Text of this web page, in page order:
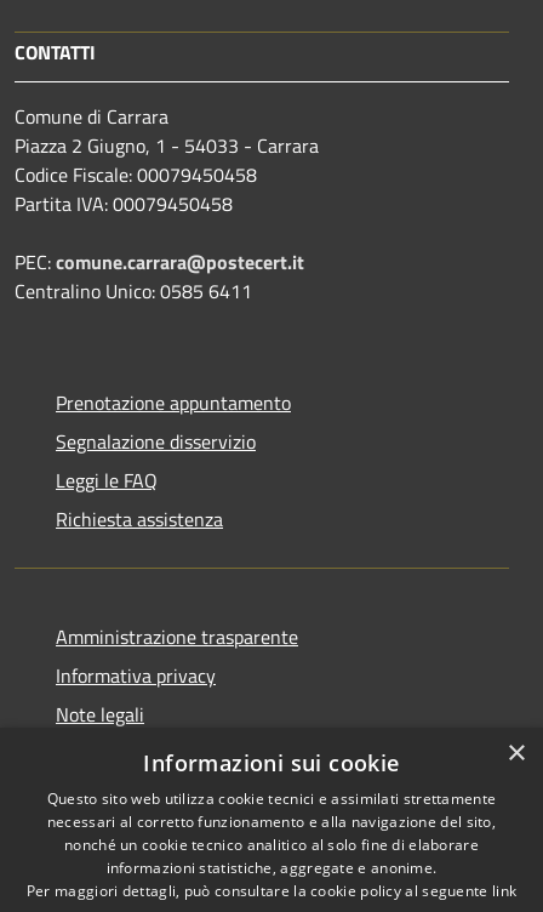
CONTATTI
Comune di Carrara
Piazza 2 Giugno, 1 - 54033 - Carrara
Codice Fiscale: 00079450458
Partita IVA: 00079450458
PEC:comune.carrara@postecert.it
Centralino Unico: 0585 6411
Prenotazione appuntamento
Segnalazione disservizio
Leggi le FAQ
Richiesta assistenza
Amministrazione trasparente
Informativa privacy
Note legali
Dichiarazione di accessibilità
Accessibilità
Copyright © 2026 • Comune di
Carrara • Powered by
×
Informazioni sui cookie
Questo sito web utilizza cookie tecnici e assimilati strettamente
necessari al corretto funzionamento e alla navigazione del sito,
nonché un cookie tecnico analitico al solo fine di elaborare
informazioni statistiche, aggregate e anonime.
Per maggiori dettagli, può consultare la cookie policy al seguente link